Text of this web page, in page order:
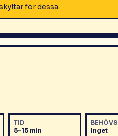
för dessa.
TID
5–15 min
BEHÖVS
Inget